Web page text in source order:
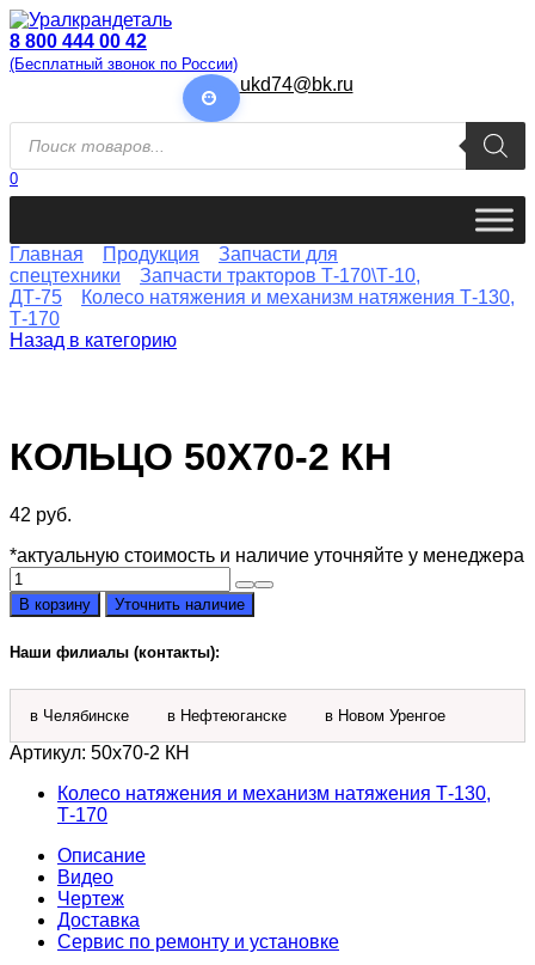
Перейти
к
содержанию
8 800 444 00 42
(Бесплатный звонок по России)
ukd74@bk.ru
Поиск
товаров
0
Главная Продукция
Запчасти для
спецтехники
Запчасти тракторов Т-170\Т-10,
ДТ-75
Колесо натяжения и механизм натяжения Т-130,
Т-170
Назад в категорию
КОЛЬЦО 50Х70-2 КН
42 руб.
*актуальную стоимость и наличие уточняйте у менеджера
Количество
товара
Кольцо
50х70-
2
КН
В корзину Уточнить наличие
Наши филиалы (контакты):
в Челябинске в Нефтеюганске в Новом Уренгое
Артикул: 50х70-2 КН
Колесо натяжения и механизм натяжения Т-130,
Т-170
Описание
Видео
Чертеж
Доставка
Сервис по ремонту и установке